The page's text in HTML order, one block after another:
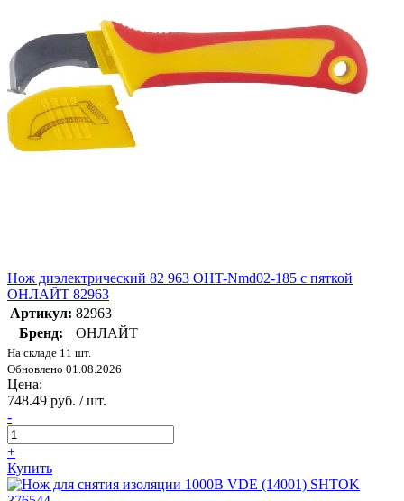
Нож диэлектрический 82 963 OHT-Nmd02-185 с пяткой
ОНЛАЙТ 82963
Артикул: 82963
Бренд:
ОНЛАЙТ
На складе 11 шт.
Обновлено 01.08.2026
Цена:
748.49 руб. / шт.
-
+
Купить